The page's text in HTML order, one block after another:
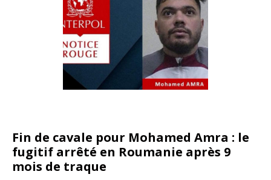
Fin de cavale pour Mohamed Amra : le
fugitif arrêté en Roumanie après 9
mois de traque